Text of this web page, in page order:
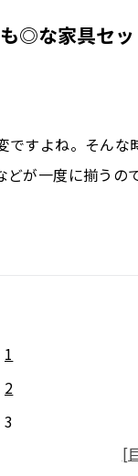
◎な家具セッ
すよね。そん
が一度に揃う
1
2
3